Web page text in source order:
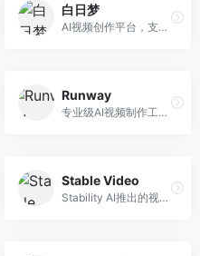
白日梦
AI视频创作平台，支持生成长达50分钟的长视频内容。面向长视频创作者和内容生产者，支持故事视频生成、视频编辑等功能，适合叙事性内容创作。
Runway
专业级AI视频制作工具，支持视频生成与编辑。面向影视制作人和创意工作者，提供文生视频、视频编辑、绿幕抠像等专业功能，视频处理能力强，适合专业创作场景。
Stable Video
Stability AI推出的视频生成模型，开源可部署。面向开发者和专业创作者，支持视频生成、视频编辑等功能，开源生态完善，定制化程度高。